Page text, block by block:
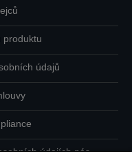
produktu
údajů
údajích nás